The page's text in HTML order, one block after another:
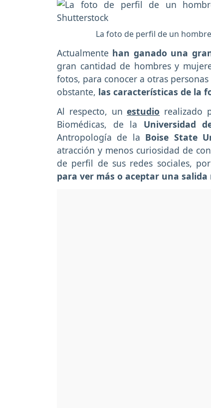
La foto de perfil de un
Actualmente han ganado una
gran cantidad de hombres y
fotos, para conocer a otras
obstante, las características de la
Al respecto, unestudio realizado
Biomédicas, de la Universidad
Antropología de la Boise State
atracción y menos curiosidad de
de perfil de sus redes sociales,
para ver más o aceptar una